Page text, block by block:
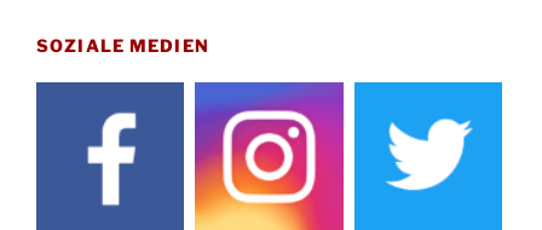
Drabenderhöhe um 11:15 Uhr
21.11.
Basar im Ev. Gemeindehaus von 14-16:30 Uhr
Katharinenball des Honterus Chors im
Stadtteilhaus um 19:00 Uhr
Kinderbibeltag im Ev. Gemeindehaus von 10-
12 Uhr
SOZIALE MEDIEN